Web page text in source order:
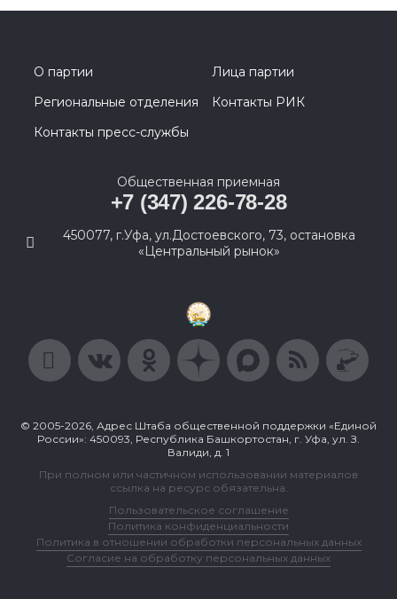
О партии
Лица партии
Региональные отделения
Контакты РИК
Контакты пресс-службы
Общественная приемная
+7 (347) 226-78-28
450077, г.Уфа, ул.Достоевского, 73, остановка
«Центральный рынок»
© 2005-2026, Адрес Штаба общественной поддержки «Единой
России»: 450093, Республика Башкортостан, г. Уфа, ул. З.
Валиди, д. 1
При полном или частичном использовании материалов
ссылка на ресурс обязательна.
Пользовательское соглашение
Политика конфиденциальности
Политика в отношении обработки персональных данных
Согласие на обработку персональных данных